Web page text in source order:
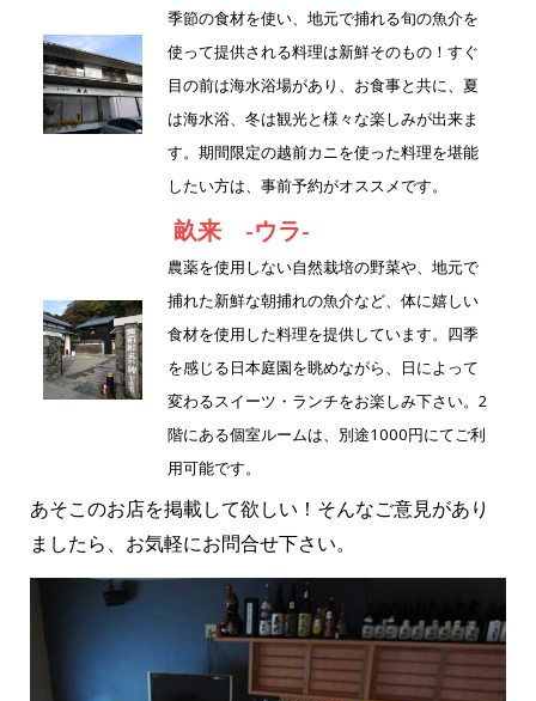
o
k
季節の食材を使い、地元で捕れる旬の魚介を
使って提供される料理は新鮮そのもの！すぐ
目の前は海水浴場があり、お食事と共に、夏
は海水浴、冬は観光と様々な楽しみが出来ま
す。期間限定の越前カニを使った料理を堪能
したい方は、事前予約がオススメです。
畝来 -ウラ-
農薬を使用しない自然栽培の野菜や、地元で
捕れた新鮮な朝捕れの魚介など、体に嬉しい
食材を使用した料理を提供しています。四季
を感じる日本庭園を眺めながら、日によって
変わるスイーツ・ランチをお楽しみ下さい。2
階にある個室ルームは、別途1000円にてご利
用可能です。
あそこのお店を掲載して欲しい！そんなご意見があり
ましたら、お気軽にお問合せ下さい。